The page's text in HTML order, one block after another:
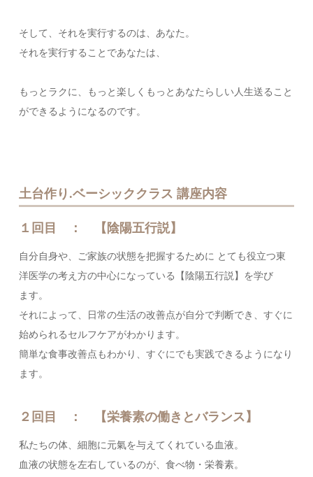
そして、それを実行するのは、あなた。
それを実行することであなたは、
もっとラクに、もっと楽しくもっとあなたらしい人生送ること
ができるようになるのです。
土台作り.ベーシッククラス 講座内容
１回目 ： 【陰陽五行説】
自分自身や、ご家族の状態を把握するために とても役立つ東
洋医学の考え方の中心になっている【陰陽五行説】を学び
ます。
それによって、日常の生活の改善点が自分で判断でき、すぐに
始められるセルフケアがわかります。
簡単な食事改善点もわかり、すぐにでも実践できるようになり
ます。
２回目 ： 【栄養素の働きとバランス】
私たちの体、細胞に元氣を与えてくれている血液。
血液の状態を左右しているのが、食べ物・栄養素。